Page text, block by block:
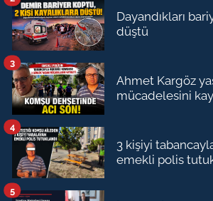
Dayandıkları
düştü
Ahmet Kargöz
mücadelesini
3
3 kişiyi
emekli polis
4
5